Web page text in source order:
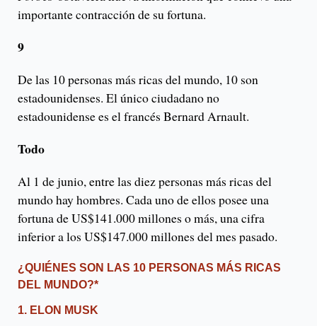
importante contracción de su fortuna.
9
De las 10 personas más ricas del mundo, 10 son
estadounidenses. El único ciudadano no
estadounidense es el francés Bernard Arnault.
Todo
Al 1 de junio, entre las diez personas más ricas del
mundo hay hombres. Cada uno de ellos posee una
fortuna de US$141.000 millones o más, una cifra
inferior a los US$147.000 millones del mes pasado.
¿QUIÉNES SON LAS 10 PERSONAS MÁS RICAS
DEL MUNDO?*
1. ELON MUSK